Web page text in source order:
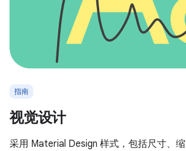
指南
视觉设计
采用 Material Design 样式，包括尺寸、